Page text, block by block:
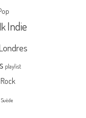
Indie
playlist
Rock
Suède